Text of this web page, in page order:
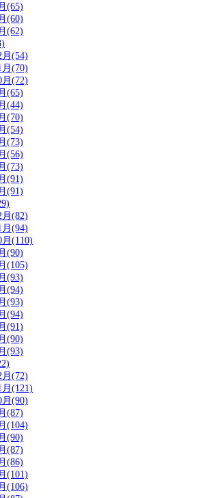
(65)
(60)
(62)
月(54)
月(70)
月(72)
(65)
(44)
(70)
(54)
(73)
(56)
(73)
(91)
(91)
月(82)
月(94)
月(110)
(90)
(105)
(93)
(94)
(93)
(94)
(91)
(90)
(93)
月(72)
月(121)
月(90)
(87)
(104)
(90)
(87)
(86)
(101)
(106)